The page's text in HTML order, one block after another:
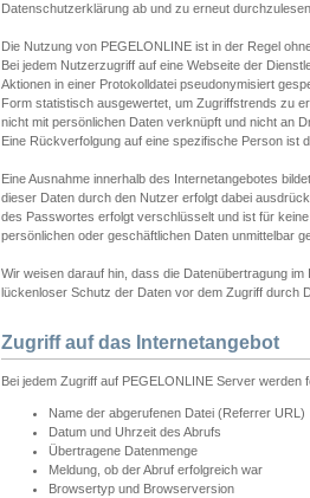
Datenschutzerklärung ab und zu erneut
Die Nutzung von PEGELONLINE ist in der Regel
Bei jedem Nutzerzugriff auf eine Webseite der
Aktionen in einer Protokolldatei pseudonymisiert
Form statistisch ausgewertet, um Zugriffstrends zu
nicht mit persönlichen Daten verknüpft und nicht an
Eine Rückverfolgung auf eine spezifische Person ist
Eine Ausnahme innerhalb des Internetangebotes
dieser Daten durch den Nutzer erfolgt dabei
des Passwortes erfolgt verschlüsselt und ist für
persönlichen oder geschäftlichen Daten unmittelbar
Wir weisen darauf hin, dass die Datenübertragung
lückenloser Schutz der Daten vor dem Zugriff durch
Zugriff auf das Internetangebot
Bei jedem Zugriff auf PEGELONLINE Server
Name der abgerufenen Datei (Referrer URL)
Datum und Uhrzeit des Abrufs
Übertragene Datenmenge
Meldung, ob der Abruf erfolgreich war
Browsertyp und Browserversion